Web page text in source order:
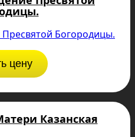
цену
Казанская